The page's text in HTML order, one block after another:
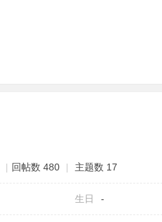
| 回帖数 480 | 主题数 17
生日 -